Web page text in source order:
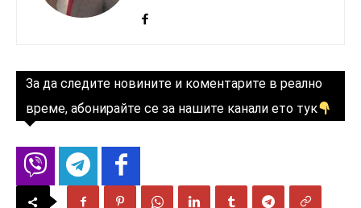
За да следите новините и коментарите в реално
време, абонирайте се за нашите канали ето тук